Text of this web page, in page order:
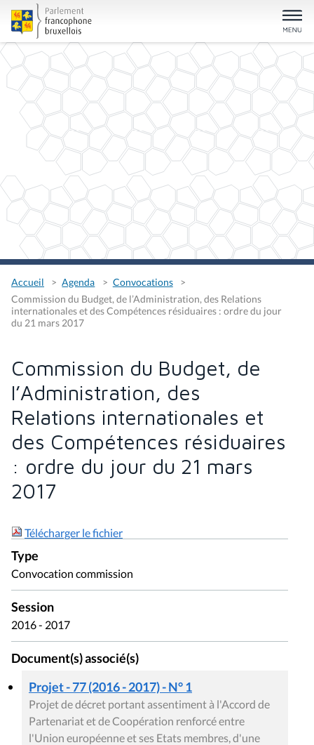
Accueil Agenda
Convocations
Commission du Budget, de l’Administration, des Relations
internationales et des Compétences résiduaires : ordre du jour
du 21 mars 2017
Commission du Budget, de
l’Administration, des
Relations internationales et
des Compétences résiduaires
: ordre du jour du 21 mars
2017
Télécharger le fichier
Type
Convocation commission
Session
2016 - 2017
Document(s) associé(s)
Projet - 77 (2016 - 2017) - N° 1
Projet de décret portant assentiment à l'Accord de
Partenariat et de Coopération renforcé entre
l'Union européenne et ses Etats membres, d'une